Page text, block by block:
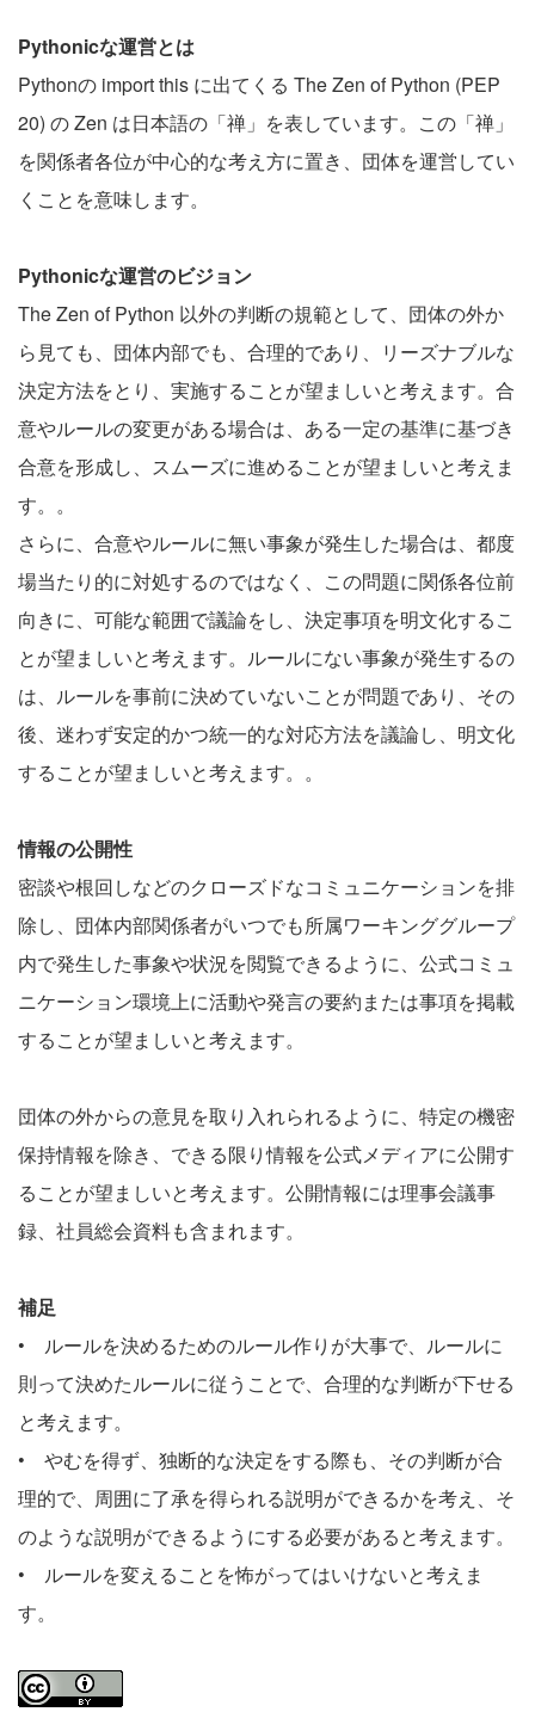
Pythonicな運営とは
Pythonの import this に出てくる The Zen of Python (PEP
20) の Zen は日本語の「禅」を表しています。この「禅」
を関係者各位が中心的な考え方に置き、団体を運営してい
くことを意味します。
Pythonicな運営のビジョン
The Zen of Python 以外の判断の規範として、団体の外か
ら見ても、団体内部でも、合理的であり、リーズナブルな
決定方法をとり、実施することが望ましいと考えます。合
意やルールの変更がある場合は、ある一定の基準に基づき
合意を形成し、スムーズに進めることが望ましいと考えま
す。。
さらに、合意やルールに無い事象が発生した場合は、都度
場当たり的に対処するのではなく、この問題に関係各位前
向きに、可能な範囲で議論をし、決定事項を明文化するこ
とが望ましいと考えます。ルールにない事象が発生するの
は、ルールを事前に決めていないことが問題であり、その
後、迷わず安定的かつ統一的な対応方法を議論し、明文化
することが望ましいと考えます。。
情報の公開性
密談や根回しなどのクローズドなコミュニケーションを排
除し、団体内部関係者がいつでも所属ワーキンググループ
内で発生した事象や状況を閲覧できるように、公式コミュ
ニケーション環境上に活動や発言の要約または事項を掲載
することが望ましいと考えます。
団体の外からの意見を取り入れられるように、特定の機密
保持情報を除き、できる限り情報を公式メディアに公開す
ることが望ましいと考えます。公開情報には理事会議事
録、社員総会資料も含まれます。
補足
• ルールを決めるためのルール作りが大事で、ルールに
則って決めたルールに従うことで、合理的な判断が下せる
と考えます。
• やむを得ず、独断的な決定をする際も、その判断が合
理的で、周囲に了承を得られる説明ができるかを考え、そ
のような説明ができるようにする必要があると考えます。
• ルールを変えることを怖がってはいけないと考えま
す。